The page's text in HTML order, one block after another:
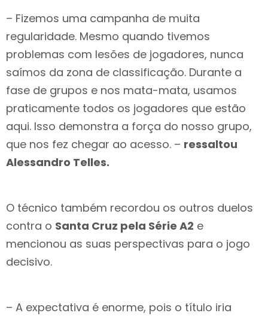
– Fizemos uma campanha de muita
regularidade. Mesmo quando tivemos
problemas com lesões de jogadores, nunca
saímos da zona de classificação. Durante a
fase de grupos e nos mata-mata, usamos
praticamente todos os jogadores que estão
aqui. Isso demonstra a força do nosso grupo,
que nos fez chegar ao acesso. – ressaltou
Alessandro Telles.
O técnico também recordou os outros duelos
contra o Santa Cruz pela Série A2 e
mencionou as suas perspectivas para o jogo
decisivo.
– A expectativa é enorme, pois o título iria